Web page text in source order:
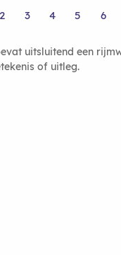
2 3 4 5 6
uitsluitend een
of uitleg.